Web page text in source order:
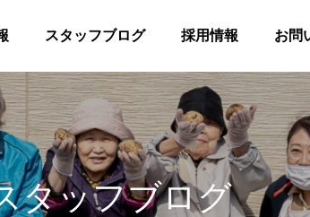
スタッフブログ 採用情報 お問
タッフブログ